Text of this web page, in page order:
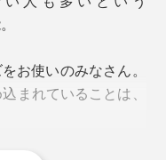
お使いのみなさん。
まれていることは、